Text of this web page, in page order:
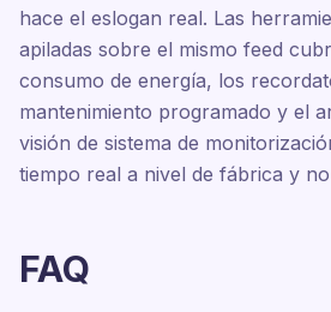
hace el eslogan real. Las
apiladas sobre el mismo feed
consumo de energía, los
mantenimiento programado y el
visión de sistema de
tiempo real a nivel de fábrica y
FAQ